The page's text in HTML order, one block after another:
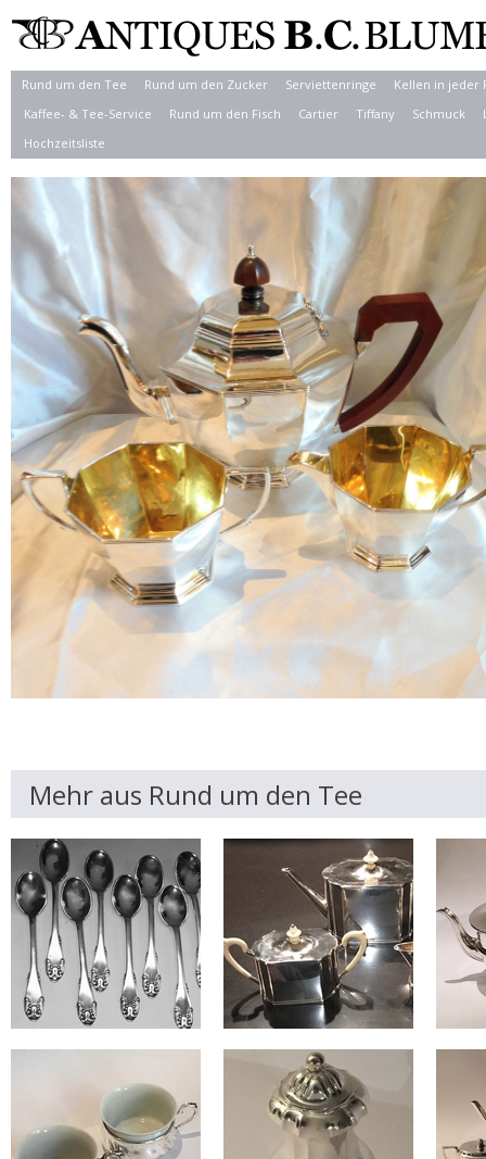
Rund um den Tee Rund um den Zucker Serviettenringe
Kellen in jeder
Kaffee- & Tee-Service
Rund um den Fisch Cartier Tiffany Schmuck
Hochzeitsliste
Mehr aus Rund um den Tee